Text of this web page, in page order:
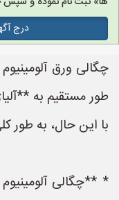
درج
چگالی ورق
طور مستقیم به
با این حال، به طور